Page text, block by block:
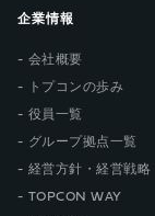
企業情報
会社概要
トプコンの歩み
役員一覧
グループ拠点一覧
経営方針・経営戦略
TOPCON WAY